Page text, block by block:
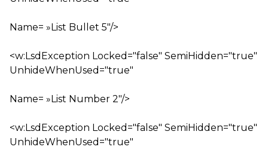
Name= »List Bullet 5″/>
<w:LsdException Locked="false" SemiHidden="true"
UnhideWhenUsed="true"
Name= »List Number 2″/>
<w:LsdException Locked="false" SemiHidden="true"
UnhideWhenUsed="true"